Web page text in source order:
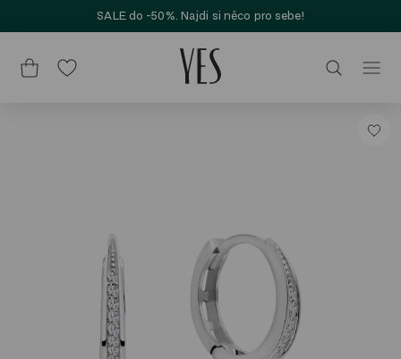
SALE do -50%. Najdi si něco pro sebe!